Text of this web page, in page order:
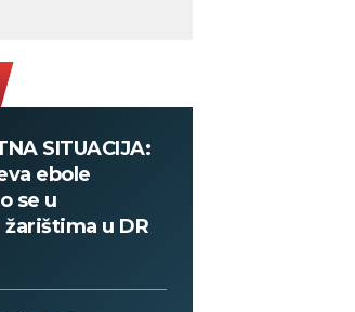
SITUACIJA:
ebole
se u
u DR